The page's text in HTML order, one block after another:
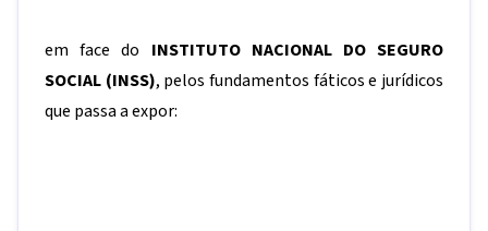
em face do INSTITUTO NACIONAL DO SEGURO
SOCIAL (INSS), pelos fundamentos fáticos e jurídicos
que passa a expor: